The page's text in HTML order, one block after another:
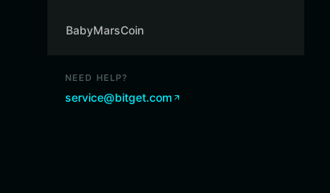
BabyMarsCoin
NEED HELP?
service@bitget.com